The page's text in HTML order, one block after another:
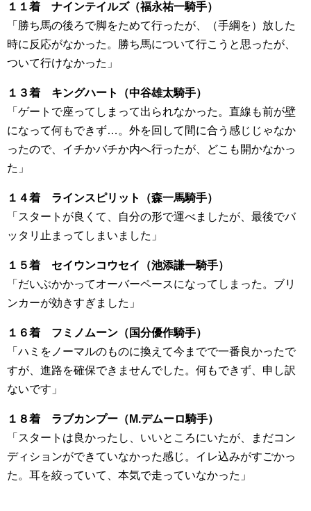
１１着 ナインテイルズ（福永祐一騎手）
「勝ち馬の後ろで脚をためて行ったが、（手綱を）放した
時に反応がなかった。勝ち馬について行こうと思ったが、
ついて行けなかった」
１３着 キングハート（中谷雄太騎手）
「ゲートで座ってしまって出られなかった。直線も前が壁
になって何もできず…。外を回して間に合う感じじゃなか
ったので、イチかバチか内へ行ったが、どこも開かなかっ
た」
１４着 ラインスピリット（森一馬騎手）
「スタートが良くて、自分の形で運べましたが、最後でバ
ッタリ止まってしまいました」
１５着 セイウンコウセイ（池添謙一騎手）
「だいぶかかってオーバーペースになってしまった。ブリ
ンカーが効きすぎました」
１６着 フミノムーン（国分優作騎手）
「ハミをノーマルのものに換えて今までで一番良かったで
すが、進路を確保できませんでした。何もできず、申し訳
ないです」
１８着 ラブカンプー（M.デムーロ騎手）
「スタートは良かったし、いいところにいたが、まだコン
ディションができていなかった感じ。イレ込みがすごかっ
た。耳を絞っていて、本気で走っていなかった」